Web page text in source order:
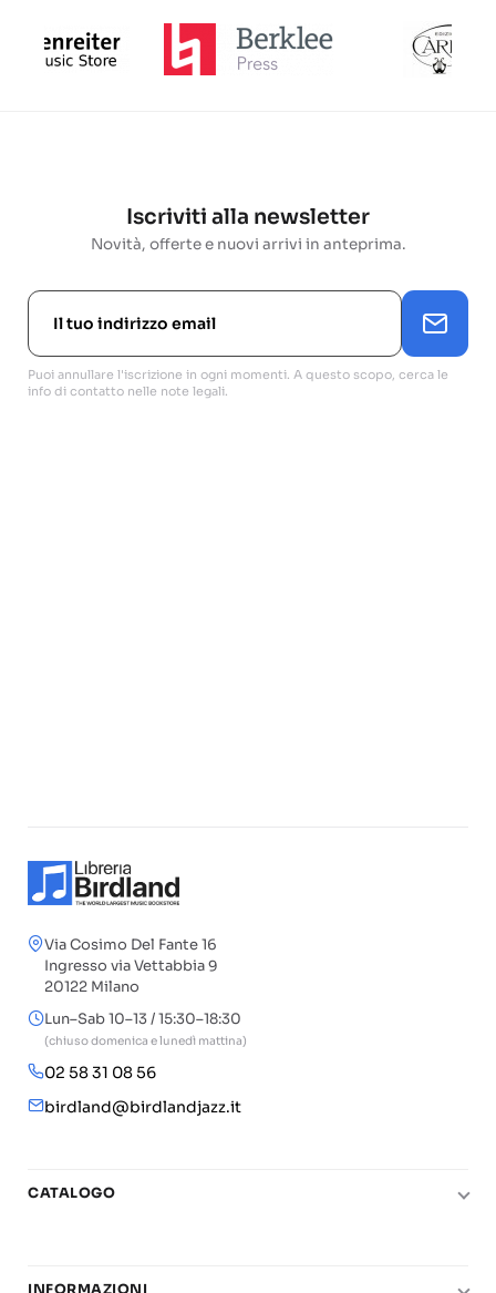
Iscriviti alla newsletter
Novità, offerte e nuovi arrivi in anteprima.
Puoi annullare l'iscrizione in ogni momenti. A questo scopo, cerca le
info di contatto nelle note legali.
Via Cosimo Del Fante 16
Ingresso via Vettabbia 9
20122 Milano
Lun–Sab 10–13 / 15:30–18:30
(chiuso domenica e lunedì mattina)
02 58 31 08 56
birdland@birdlandjazz.it
CATALOGO
Chitarra